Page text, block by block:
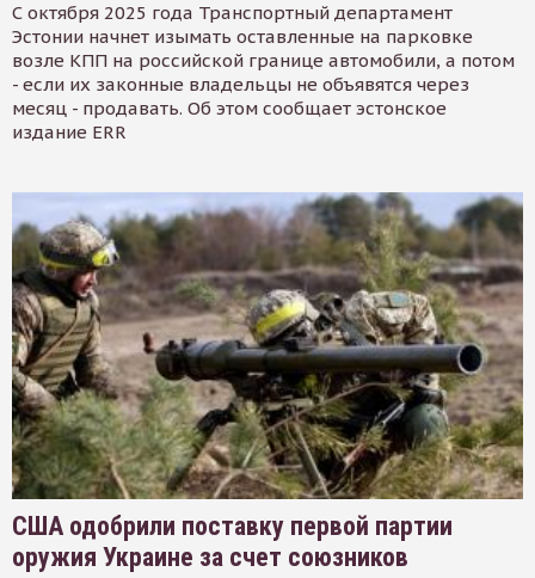
С октября 2025 года Транспортный департамент
Эстонии начнет изымать оставленные на парковке
возле КПП на российской границе автомобили, а потом
- если их законные владельцы не объявятся через
месяц - продавать. Об этом сообщает эстонское
издание ERR
США одобрили поставку первой партии
оружия Украине за счет союзников